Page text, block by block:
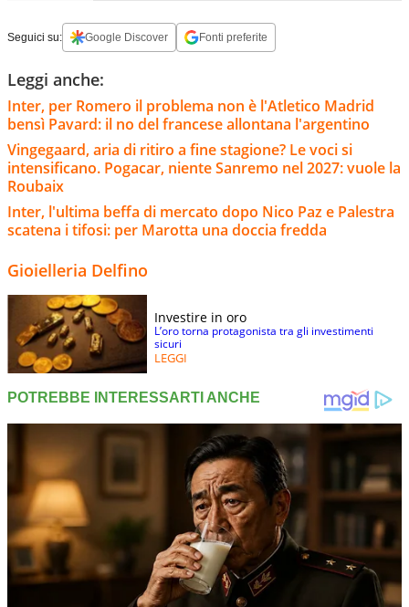
Seguici su: Google Discover Fonti preferite
Leggi anche:
Inter, per Romero il problema non è l'Atletico Madrid
bensì Pavard: il no del francese allontana l'argentino
Vingegaard, aria di ritiro a fine stagione? Le voci si
intensificano. Pogacar, niente Sanremo nel 2027: vuole la
Roubaix
Inter, l'ultima beffa di mercato dopo Nico Paz e Palestra
scatena i tifosi: per Marotta una doccia fredda
Gioielleria Delfino
Investire in oro
L’oro torna protagonista tra gli investimenti
sicuri
LEGGI